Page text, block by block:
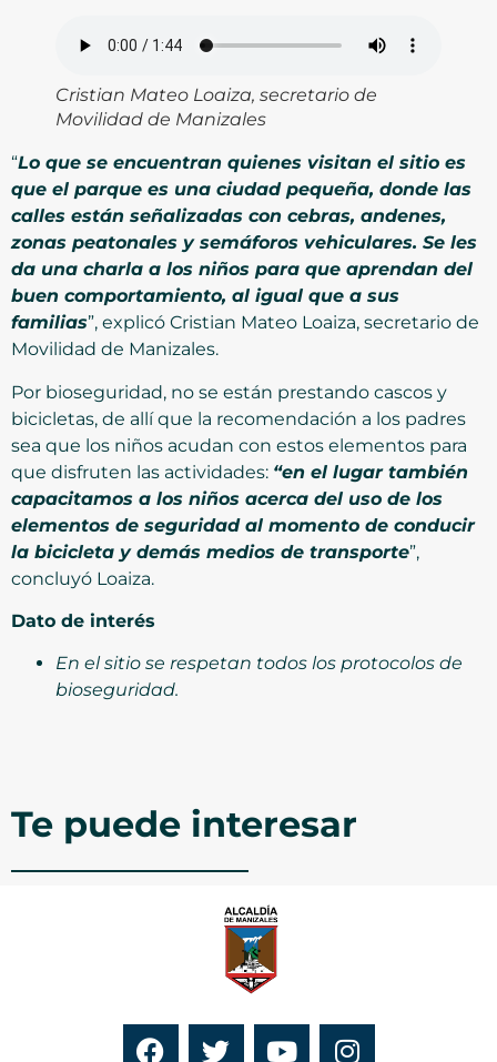
Cristian Mateo Loaiza, secretario de
Movilidad de Manizales
“Lo que se encuentran quienes visitan el sitio es
que el parque es una ciudad pequeña, donde las
calles están señalizadas con cebras, andenes,
zonas peatonales y semáforos vehiculares. Se les
da una charla a los niños para que aprendan del
buen comportamiento, al igual que a sus
familias”, explicó Cristian Mateo Loaiza, secretario de
Movilidad de Manizales.
Por bioseguridad, no se están prestando cascos y
bicicletas, de allí que la recomendación a los padres
sea que los niños acudan con estos elementos para
que disfruten las actividades: “en el lugar también
capacitamos a los niños acerca del uso de los
elementos de seguridad al momento de conducir
la bicicleta y demás medios de transporte”,
concluyó Loaiza.
Dato de interés
En el sitio se respetan todos los protocolos de
bioseguridad.
Te puede interesar